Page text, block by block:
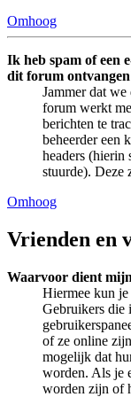
Omhoog
Ik heb spam of een
dit forum
Jammer dat
forum werkt
berichten te
beheerder een
headers (hierin
stuurde). Deze
Omhoog
Vrienden en
Waarvoor dient
Hiermee kun je
Gebruikers die
of ze online
mogelijk dat
worden. Als je
worden zijn of